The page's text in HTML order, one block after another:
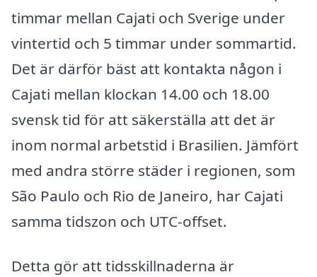
timmar mellan Cajati och Sverige under
vintertid och 5 timmar under sommartid.
Det är därför bäst att kontakta någon i
Cajati mellan klockan 14.00 och 18.00
svensk tid för att säkerställa att det är
inom normal arbetstid i Brasilien. Jämfört
med andra större städer i regionen, som
São Paulo och Rio de Janeiro, har Cajati
samma tidszon och UTC-offset.
Detta gör att tidsskillnaderna är